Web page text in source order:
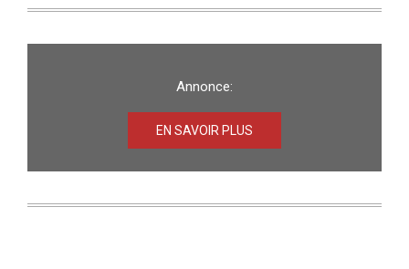
Annonce:
EN SAVOIR PLUS